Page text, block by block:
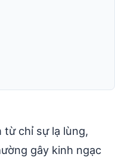
từ chỉ sự lạ lùng,
gây kinh ngạc